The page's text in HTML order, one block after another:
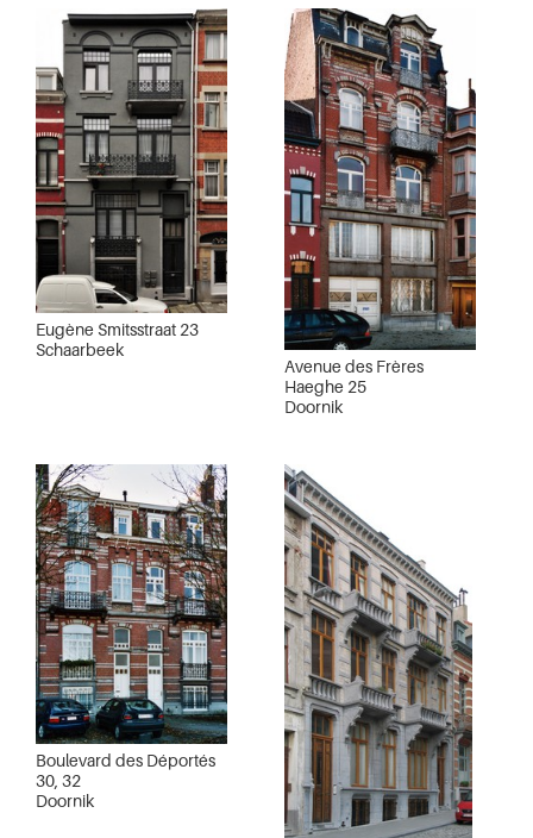
Eugène Smitsstraat 23
Schaarbeek
Avenue des Frères
Haeghe 25
Doornik
Boulevard des Déportés
30, 32
Doornik